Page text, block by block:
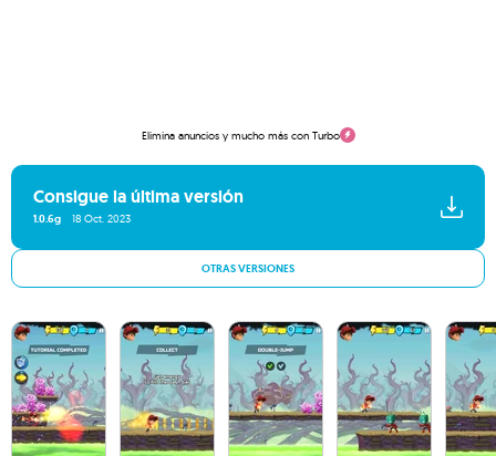
Elimina anuncios y mucho más con Turbo
Consigue la última versión
1.0.6g 18 Oct. 2023
OTRAS VERSIONES